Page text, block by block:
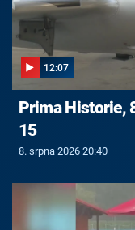
12:07
Prima Historie,
15
8. srpna 2026 20:40